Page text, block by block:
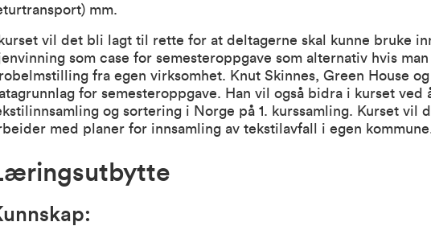
mm.
kurset vil det bli lagt til rette for at deltagerne skal kunne bruke
som case for semesteroppgave som alternativ hvis
fra egen virksomhet. Knut Skinnes, Green House
for semesteroppgave. Han vil også bidra i kurset
og sortering i Norge på 1. kurssamling. Kurset
med planer for innsamling av tekstilavfall i egen